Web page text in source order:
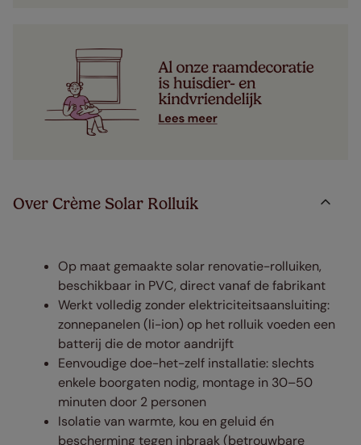
Over Crème Solar Rolluik
Op maat gemaakte solar renovatie-rolluiken,
beschikbaar in PVC, direct vanaf de fabrikant
Werkt volledig zonder elektriciteitsaansluiting:
zonnepanelen (li-ion) op het rolluik voeden een
batterij die de motor aandrijft
Eenvoudige doe-het-zelf installatie: slechts
enkele boorgaten nodig, montage in 30–50
minuten door 2 personen
Isolatie van warmte, kou en geluid én
bescherming tegen inbraak (betrouwbare